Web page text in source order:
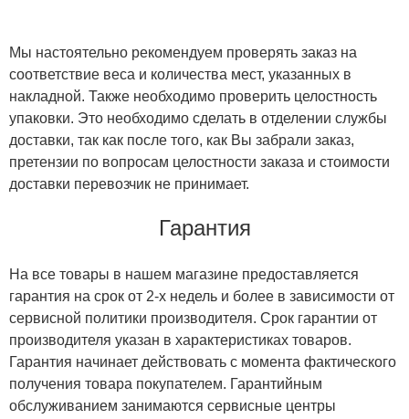
Мы настоятельно рекомендуем проверять заказ на
соответствие веса и количества мест, указанных в
накладной. Также необходимо проверить целостность
упаковки. Это необходимо сделать в отделении службы
доставки, так как после того, как Вы забрали заказ,
претензии по вопросам целостности заказа и стоимости
доставки перевозчик не принимает.
Гарантия
На все товары в нашем магазине предоставляется
гарантия на срок от 2-х недель и более в зависимости от
сервисной политики производителя. Срок гарантии от
производителя указан в характеристиках товаров.
Гарантия начинает действовать с момента фактического
получения товара покупателем. Гарантийным
обслуживанием занимаются сервисные центры